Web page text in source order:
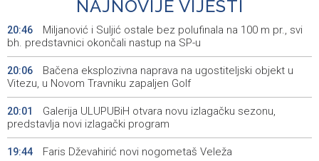
NAJNOVIJE VIJESTI
20:46
Miljanović i Suljić ostale bez polufinala na 100 m pr., svi
bh. predstavnici okončali nastup na SP-u
20:06
Bačena eksplozivna naprava na ugostiteljski objekt u
Vitezu, u Novom Travniku zapaljen Golf
20:01
Galerija ULUPUBiH otvara novu izlagačku sezonu,
predstavlja novi izlagački program
19:44 Faris Dževahirić novi nogometaš Veleža